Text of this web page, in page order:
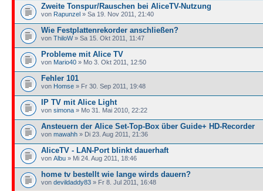
Zweite Tonspur/Rauschen bei AliceTV-Nutzung
von Rapunzel » Sa 19. Nov 2011, 21:40
Wie Festplattenrekorder anschließen?
von ThiloW» Sa 15. Okt 2011, 11:47
Probleme mit Alice TV
von Mario40 » Mo 3. Okt 2011, 12:50
Fehler 101
von Homse » Fr 30. Sep 2011, 19:48
IP TV mit Alice Light
von simona » Mo 31. Mai 2010, 22:22
Ansteuern der Alice Set-Top-Box über Guide+ HD-Recorder
von mawahh » Di 23. Aug 2011, 21:36
AliceTV - LAN-Port blinkt dauerhaft
von Albu » Mi 24. Aug 2011, 18:46
home tv bestellt wie lange wirds dauern?
von devildaddy83 » Fr 8. Jul 2011, 16:48